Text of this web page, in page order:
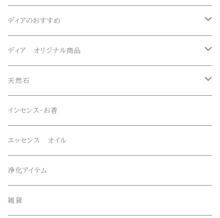
ディアのおすすめ
ガネーシュヒマール産水晶
マニハール産水晶
スーパーセブン
ディア オリジナル商品
オリジナルブレスレット
オリジナルペンダント
オリジナルエッセンススプレー
オリジナルサンキャッチャー
オリジナル雑貨
天然石
ブレスレット
ネックレス・ペンダントトップ
ルース・タンブル
丸玉・ポイント
インセンス・お香
エッセンス オイル
浄化アイテム
雑貨